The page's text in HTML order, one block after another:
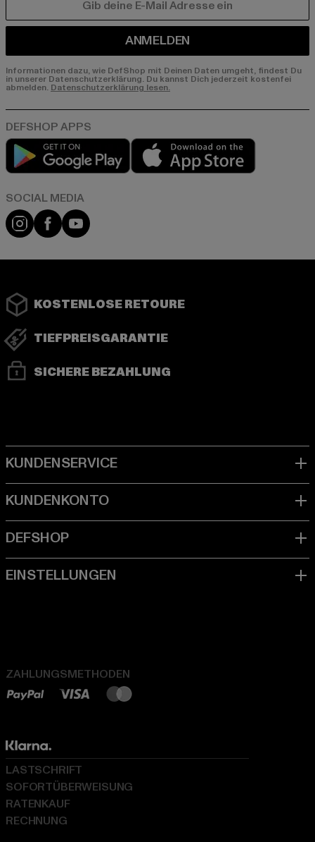
ANMELDEN
Informationen dazu, wie DefShop mit Deinen Daten umgeht, findest Du
in unserer Datenschutzerklärung. Du kannst Dich jederzeit kostenfei
abmelden. Datenschutzerklärung lesen.
Play market
Instagram
FacebookYouTube
KOSTENLOSE RETOURE
TIEFPREISGARANTIE
SICHERE BEZAHLUNG
ZAHLUNGSMETHODEN
LASTSCHRIFT
SOFORTÜBERWEISUNG
RATENKAUF
RECHNUNG